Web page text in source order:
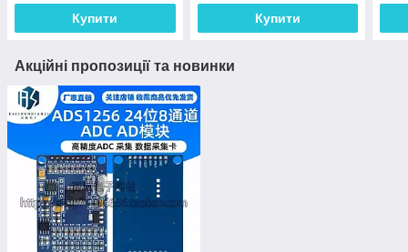
Купити Купити
Акційні пропозиції та новинки